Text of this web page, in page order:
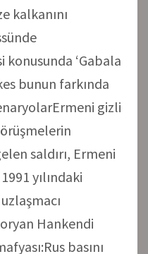
kalkanını
konusunda ‘Gabala
bunun farkında
gizli
saldırı, Ermeni
yılındaki
Hankendi
basını